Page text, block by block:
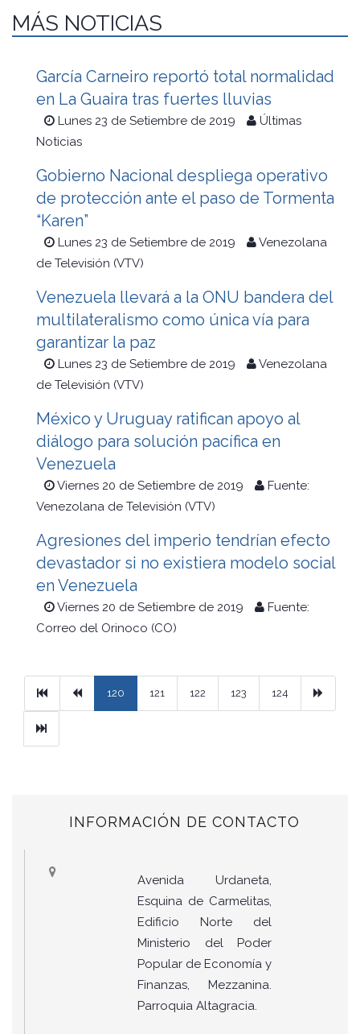
MÁS NOTICIAS
García Carneiro reportó total normalidad
en La Guaira tras fuertes lluvias
Lunes 23 de Setiembre de 2019
Últimas
Noticias
Gobierno Nacional despliega operativo
de protección ante el paso de Tormenta
“Karen”
Lunes 23 de Setiembre de 2019
Venezolana
de Televisión (VTV)
Venezuela llevará a la ONU bandera del
multilateralismo como única vía para
garantizar la paz
Lunes 23 de Setiembre de 2019
Venezolana
de Televisión (VTV)
México y Uruguay ratifican apoyo al
diálogo para solución pacífica en
Venezuela
Viernes 20 de Setiembre de 2019
Fuente:
Venezolana de Televisión (VTV)
Agresiones del imperio tendrían efecto
devastador si no existiera modelo social
en Venezuela
Viernes 20 de Setiembre de 2019
Fuente:
Correo del Orinoco (CO)
PrimeraPrevious
120 121 122 123 124
Ultimo
INFORMACIÓN DE CONTACTO
Avenida Urdaneta,
Esquina de Carmelitas,
Edificio Norte del
Ministerio del Poder
Popular de Economía y
Finanzas, Mezzanina.
Parroquia Altagracia.